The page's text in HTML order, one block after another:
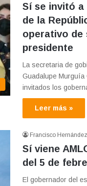
Sí se invitó
de la
operativo de
presidente
La secretaria de
Guadalupe Murguía
invitados los
Leer más »
Francisco Hernández
Sí viene
del 5 de
El gobernador del